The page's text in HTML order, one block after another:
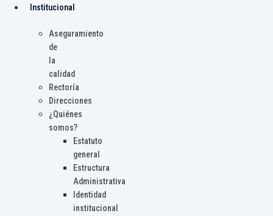
Institucional
Aseguramiento
de
la
calidad
Rectoría
Direcciones
¿Quiénes
somos?
Estatuto
general
Estructura
Administrativa
Identidad
institucional